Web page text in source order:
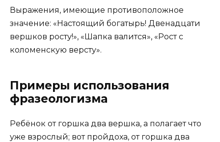
Выражения, имеющие противоположное
значение: «Настоящий богатырь! Двенадцати
вершков росту!», «Шапка валится», «Рост с
коломенскую версту».
Примеры использования
фразеологизма
Ребёнок от горшка два вершка, а полагает что
уже взрослый; вот пройдоха, от горшка два